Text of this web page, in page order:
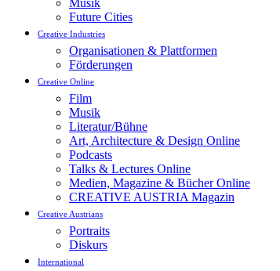
Musik
Future Cities
Creative Industries
Organisationen & Plattformen
Förderungen
Creative Online
Film
Musik
Literatur/Bühne
Art, Architecture & Design Online
Podcasts
Talks & Lectures Online
Medien, Magazine & Bücher Online
CREATIVE AUSTRIA Magazin
Creative Austrians
Portraits
Diskurs
International